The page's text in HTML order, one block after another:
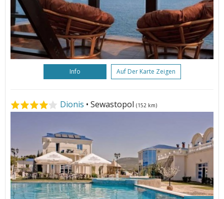
Info Auf Der Karte Zeigen
Dionis • Sewastopol (152 km)